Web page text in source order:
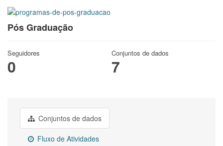
Pós Graduação
Seguidores
0
Conjuntos de dados
7
Conjuntos de dados
Fluxo de Atividades